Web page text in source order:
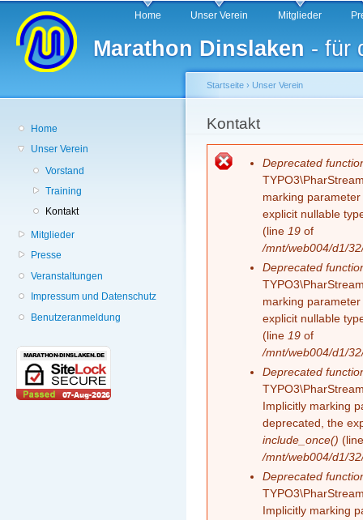
Marathon Dinslaken - für
Hauptmenü Home Unser Verein Mitglieder
Home
Unser Verein
Vorstand
Training
Kontakt
Mitglieder
Presse
Veranstaltungen
Impressum und Datenschutz
Benutzeranmeldung
Sie sind hier
Startseite › Unser Verein
Kontakt
Fehlermeldung
Deprecated
marking
explicit nullable
(line 19 of
/mnt/web004/d1/
Deprecated
marking
explicit nullable
(line 19 of
/mnt/web004/d1/
Deprecated
Implicitly marking
deprecated, the
include_once()
/mnt/web004/d1/
Deprecated
Implicitly marking